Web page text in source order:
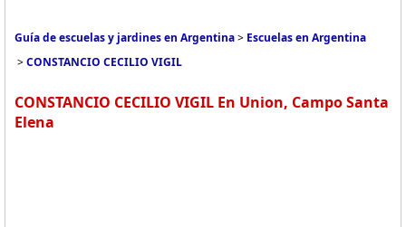
Guía de escuelas y jardines en Argentina> Escuelas en Argentina
>CONSTANCIO CECILIO VIGIL
CONSTANCIO CECILIO VIGIL En Union, Campo Santa
Elena